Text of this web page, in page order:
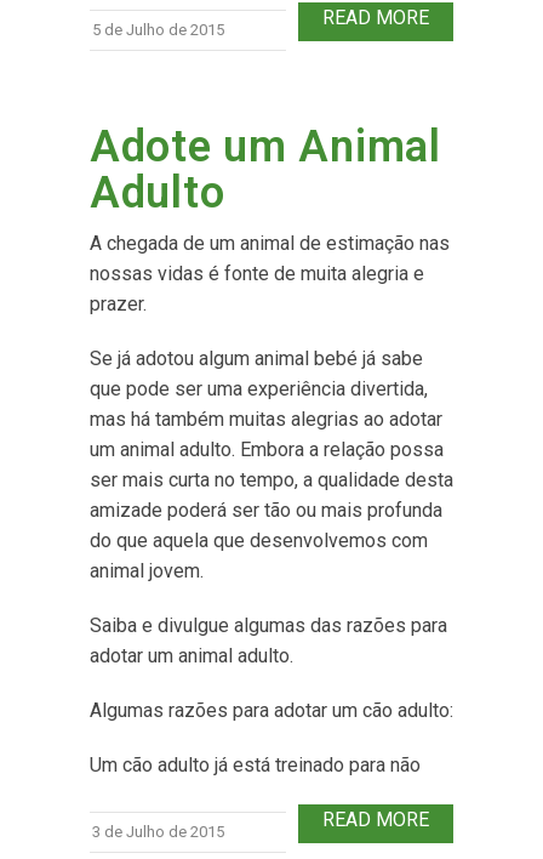
READ MORE
5 de Julho de 2015
Adote um Animal
Adulto
A chegada de um animal de estimação nas
nossas vidas é fonte de muita alegria e
prazer.
Se já adotou algum animal bebé já sabe
que pode ser uma experiência divertida,
mas há também muitas alegrias ao adotar
um animal adulto. Embora a relação possa
ser mais curta no tempo, a qualidade desta
amizade poderá ser tão ou mais profunda
do que aquela que desenvolvemos com
animal jovem.
Saiba e divulgue algumas das razões para
adotar um animal adulto.
Algumas razões para adotar um cão adulto:
Um cão adulto já está treinado para não
READ MORE
3 de Julho de 2015